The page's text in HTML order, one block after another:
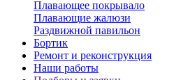
Плавающее покрывало
Плавающие жалюзи
Раздвижной павильон
Бортик
Ремонт и реконструкция
Наши работы